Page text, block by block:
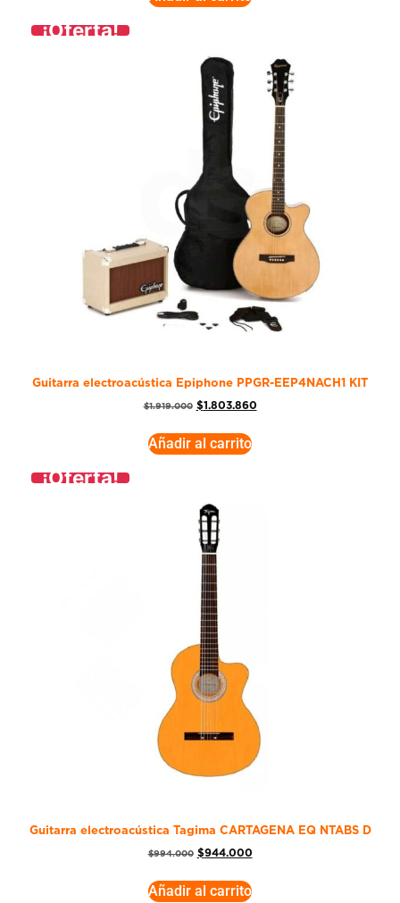
¡Oferta!
Guitarra electroacústica Epiphone PPGR-EEP4NACH1 KIT
$1.919.000 $1.803.860
Añadir al carrito
¡Oferta!
Guitarra electroacústica Tagima CARTAGENA EQ NTABS D
$994.000 $944.000
Añadir al carrito